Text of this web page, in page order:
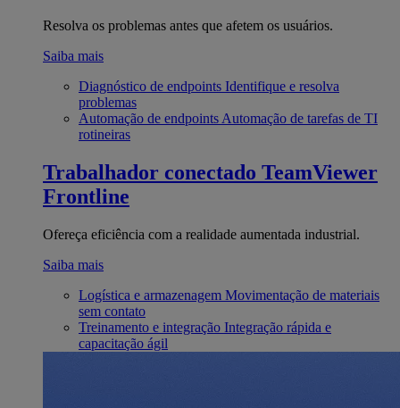
Resolva os problemas antes que afetem os usuários.
Saiba mais
Diagnóstico de endpoints Identifique e resolva
problemas
Automação de endpoints Automação de tarefas de TI
rotineiras
Trabalhador conectado TeamViewer
Frontline
Ofereça eficiência com a realidade aumentada industrial.
Saiba mais
Logística e armazenagem Movimentação de materiais
sem contato
Treinamento e integração Integração rápida e
capacitação ágil